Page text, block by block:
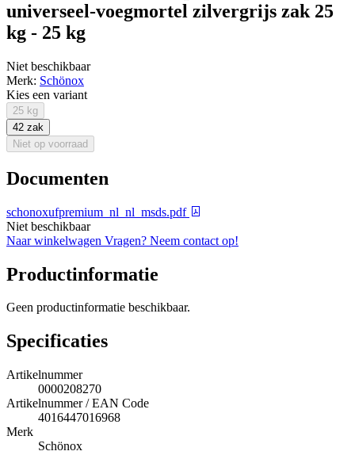
universeel-voegmortel zilvergrijs zak 25
kg - 25 kg
Niet beschikbaar
Merk: Schönox
Kies een variant
25 kg
42 zak
Niet op voorraad
Documenten
schonoxufpremium_nl_nl_msds.pdf
Niet beschikbaar
Naar winkelwagen Vragen? Neem contact op!
Productinformatie
Geen productinformatie beschikbaar.
Specificaties
Artikelnummer
0000208270
Artikelnummer / EAN Code
4016447016968
Merk
Schönox